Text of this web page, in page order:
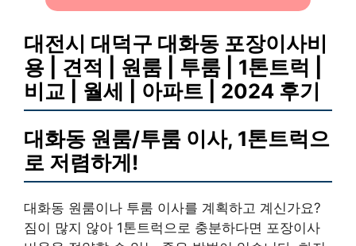
대전시 대덕구 대화동 포장이사비
용 | 견적 | 원룸 | 투룸 | 1톤트럭 |
비교 | 월세 | 아파트 | 2024 후기
대화동 원룸/투룸 이사, 1톤트럭으
로 저렴하게!
대화동 원룸이나 투룸 이사를 계획하고 계신가요?
짐이 많지 않아 1톤트럭으로 충분하다면 포장이사